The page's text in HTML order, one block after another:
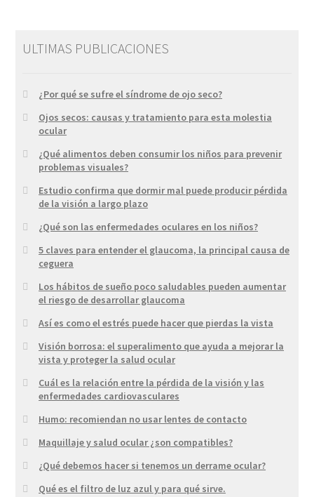
ULTIMAS PUBLICACIONES
¿Por qué se sufre el síndrome de ojo seco?
Ojos secos: causas y tratamiento para esta molestia
ocular
¿Qué alimentos deben consumir los niños para prevenir
problemas visuales?
Estudio confirma que dormir mal puede producir pérdida
de la visión a largo plazo
¿Qué son las enfermedades oculares en los niños?
5 claves para entender el glaucoma, la principal causa de
ceguera
Los hábitos de sueño poco saludables pueden aumentar
el riesgo de desarrollar glaucoma
Así es como el estrés puede hacer que pierdas la vista
Visión borrosa: el superalimento que ayuda a mejorar la
vista y proteger la salud ocular
Cuál es la relación entre la pérdida de la visión y las
enfermedades cardiovasculares
Humo: recomiendan no usar lentes de contacto
Maquillaje y salud ocular ¿son compatibles?
¿Qué debemos hacer si tenemos un derrame ocular?
Qué es el filtro de luz azul y para qué sirve.